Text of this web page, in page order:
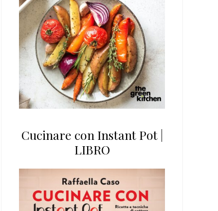
Cucinare con Instant Pot |
LIBRO